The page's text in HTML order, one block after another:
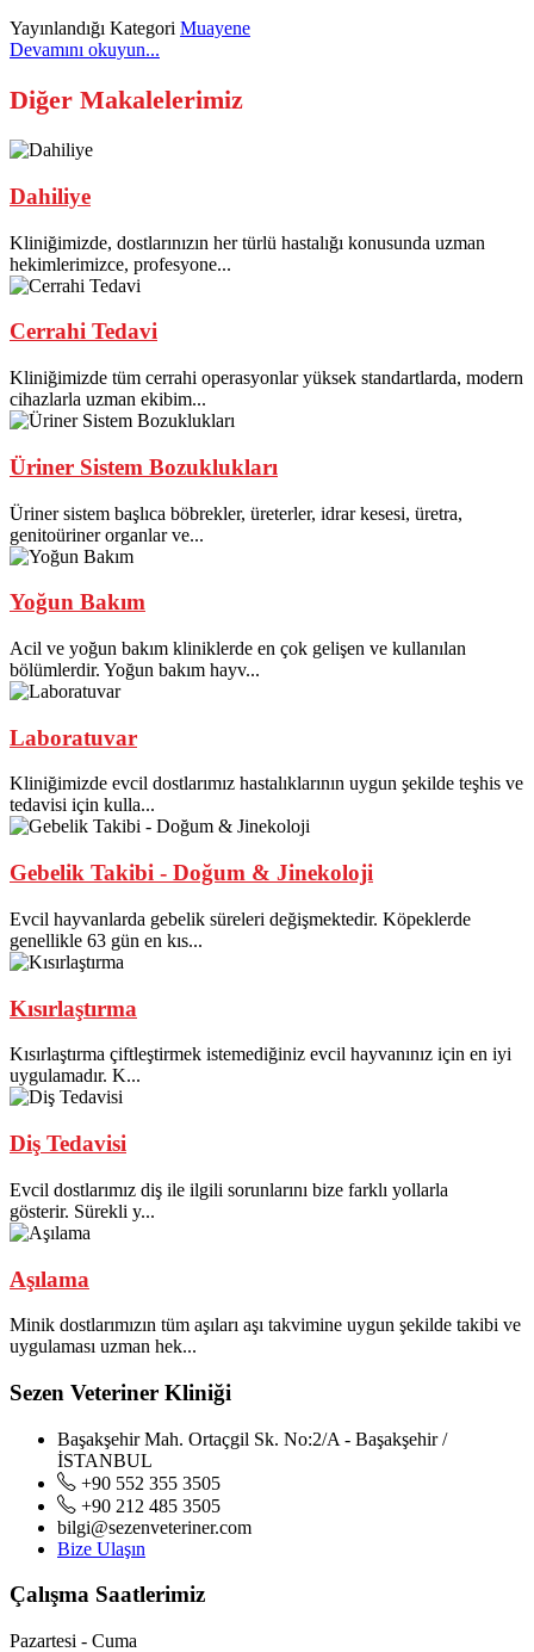
Yayınlandığı Kategori Muayene
Devamını okuyun...
Diğer Makalelerimiz
Dahiliye
Kliniğimizde, dostlarınızın her türlü hastalığı konusunda uzman
hekimlerimizce, profesyone...
Cerrahi Tedavi
Kliniğimizde tüm cerrahi operasyonlar yüksek standartlarda, modern
cihazlarla uzman ekibim...
Üriner Sistem Bozuklukları
Üriner sistem başlıca böbrekler, üreterler, idrar kesesi, üretra,
genitoüriner organlar ve...
Yoğun Bakım
Acil ve yoğun bakım kliniklerde en çok gelişen ve kullanılan
bölümlerdir. Yoğun bakım hayv...
Laboratuvar
Kliniğimizde evcil dostlarımız hastalıklarının uygun şekilde teşhis ve
tedavisi için kulla...
Gebelik Takibi - Doğum & Jinekoloji
Evcil hayvanlarda gebelik süreleri değişmektedir. Köpeklerde
genellikle 63 gün en kıs...
Kısırlaştırma
Kısırlaştırma çiftleştirmek istemediğiniz evcil hayvanınız için en iyi
uygulamadır. K...
Diş Tedavisi
Evcil dostlarımız diş ile ilgili sorunlarını bize farklı yollarla
gösterir. Sürekli y...
Aşılama
Minik dostlarımızın tüm aşıları aşı takvimine uygun şekilde takibi ve
uygulaması uzman hek...
Sezen Veteriner Kliniği
Başakşehir Mah. Ortaçgil Sk. No:2/A - Başakşehir /
İSTANBUL
+90 552 355 3505
+90 212 485 3505
bilgi@sezenveteriner.com
Bize Ulaşın
Çalışma Saatlerimiz
Pazartesi - Cuma